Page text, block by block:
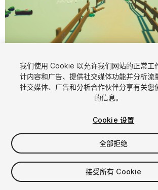
1/26
$10
增值税将在结算时计算
我们使用 Cookie 以允许我们网站的正常工
计内容和广告、提供社交媒体功能并分析流
社交媒体、广告和分析合作伙伴分享有关您
的信息。
Cookie 设置
全部拒绝
接受所有 Cookie